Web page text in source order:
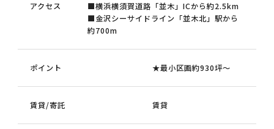
アクセス
■横浜横須賀道路「並木」ICから約2.5km
■金沢シーサイドライン「並木北」駅から
約700m
ポイント ★最小区画約930坪～
賃貸/寄託 賃貸